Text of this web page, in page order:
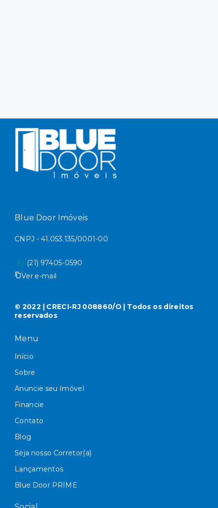
Blue Door Imóveis
CNPJ - 41.053.135/0001-00
(21) 97405-0590
Ver e-mail
© 2022 | CRECI-RJ 008860/O | Todos os direitos
reservados
Menu
Início
Sobre
Anuncie seu Imóvel
Financie
Contato
Blog
Seja nosso Corretor(a)
Lançamentos
Blue Door PRIME